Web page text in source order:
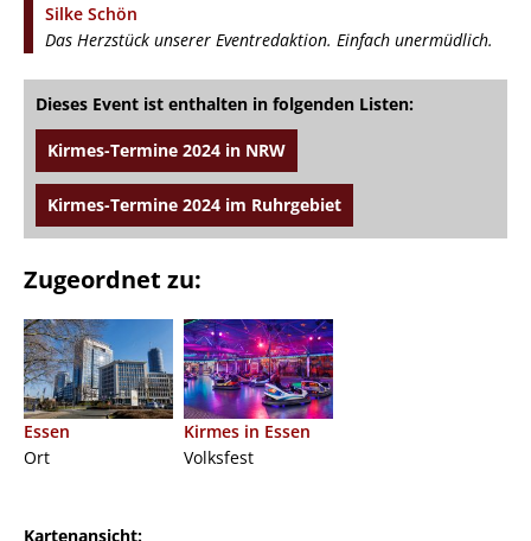
Silke Schön
Das Herzstück unserer Eventredaktion. Einfach unermüdlich.
Dieses Event ist enthalten in folgenden Listen:
Kirmes-Termine 2024 in NRW
Kirmes-Termine 2024 im Ruhrgebiet
Zugeordnet zu:
Essen
Ort
Kirmes in Essen
Volksfest
Kartenansicht: